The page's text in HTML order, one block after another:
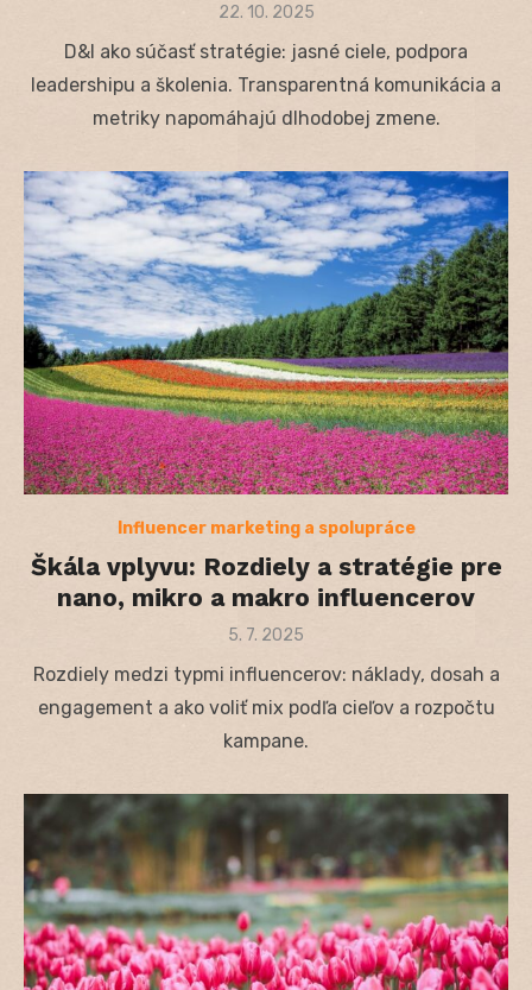
Posted
22. 10. 2025
D&I ako súčasť stratégie: jasné ciele, podpora
leadershipu a školenia. Transparentná komunikácia a
metriky napomáhajú dlhodobej zmene.
Influencer marketing a spolupráce
Škála vplyvu: Rozdiely a stratégie pre
nano, mikro a makro influencerov
Posted
5. 7. 2025
Rozdiely medzi typmi influencerov: náklady, dosah a
engagement a ako voliť mix podľa cieľov a rozpočtu
kampane.